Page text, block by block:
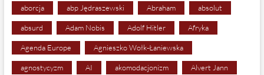
aborcja abp Jędraszewski Abraham absolut
absurd Adam Nobis Adolf Hitler Afryka
Agenda Europe Agnieszko Wołk-Łaniewska
agnostycyzm AI akomodacjonizm Alvert Jann